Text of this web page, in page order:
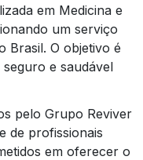
em Medicina e
um serviço
Brasil. O objetivo é
e saudável
pelo Grupo Reviver
de profissionais
em oferecer o